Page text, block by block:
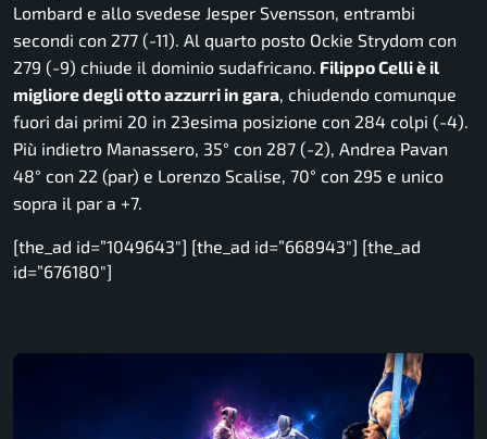
Lombard e allo svedese Jesper Svensson, entrambi
secondi con 277 (-11). Al quarto posto Ockie Strydom con
279 (-9) chiude il dominio sudafricano. Filippo Celli è il
migliore degli otto azzurri in gara , chiudendo comunque
fuori dai primi 20 in 23esima posizione con 284 colpi (-4).
Più indietro Manassero, 35° con 287 (-2), Andrea Pavan
48° con 22 (par) e Lorenzo Scalise, 70° con 295 e unico
sopra il par a +7.
[the_ad id=”1049643″] [the_ad id=”668943″] [the_ad
id=”676180″]